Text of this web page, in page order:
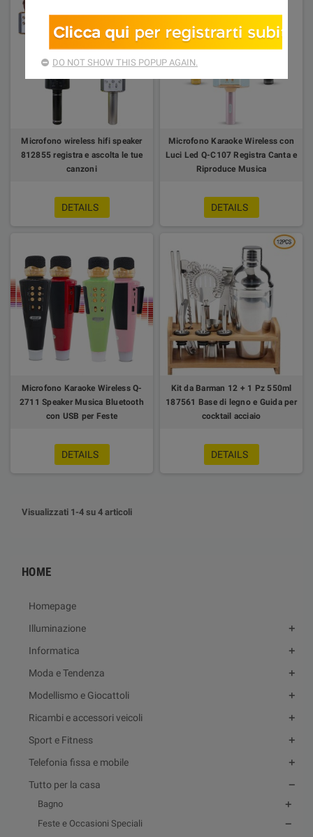
HOME
Homepage
Illuminazione
Informatica
Moda e Tendenza
Modellismo e Giocattoli
Ricambi e accessori veicoli
Sport e Fitness
Telefonia fissa e mobile
Tutto per la casa
Bagno
Feste e Occasioni Speciali
Microfono wireless hifi speaker
812855 registra e ascolta le tue
canzoni
DETAILS
Microfono Karaoke Wireless con
Luci Led Q-C107 Registra Canta e
Riproduce Musica
DETAILS
Microfono Karaoke Wireless Q-
2711 Speaker Musica Bluetooth
con USB per Feste
DETAILS
Kit da Barman 12 + 1 Pz 550ml
187561 Base di legno e Guida per
cocktail acciaio
DETAILS
Visualizzati 1-4 su 4 articoli
DO NOT SHOW THIS POPUP AGAIN.